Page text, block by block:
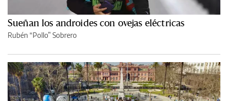
Sueñan los androides con ovejas eléctricas
Rubén “Pollo” Sobrero